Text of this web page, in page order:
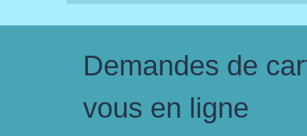
Demandes de
vous en ligne